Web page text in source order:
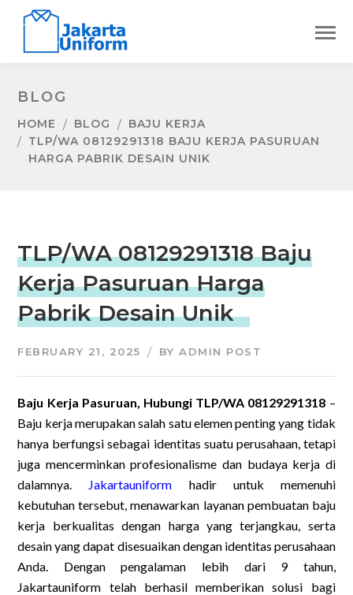
BLOG
HOME BLOG
BAJU KERJA
TLP/WA 08129291318 BAJU KERJA PASURUAN
HARGA PABRIK DESAIN UNIK
TLP/WA 08129291318 Baju
Kerja Pasuruan Harga
Pabrik Desain Unik
FEBRUARY 21, 2025 BYADMIN POST
Baju Kerja Pasuruan, Hubungi TLP/WA 08129291318 –
Baju kerja merupakan salah satu elemen penting yang tidak
hanya berfungsi sebagai identitas suatu perusahaan, tetapi
juga mencerminkan profesionalisme dan budaya kerja di
dalamnya. Jakartauniform
hadir untuk memenuhi
kebutuhan tersebut, menawarkan layanan pembuatan baju
kerja berkualitas dengan harga yang terjangkau, serta
desain yang dapat disesuaikan dengan identitas perusahaan
Anda. Dengan pengalaman lebih dari 9 tahun,
Jakartauniform telah berhasil memberikan solusi bagi